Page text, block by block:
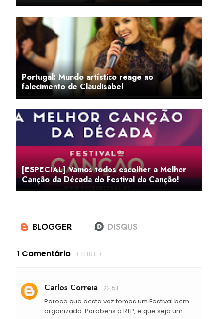
Portugal: Mundo artístico reage ao
falecimento de Claudisabel
[ESPECIAL] Vamos todos escolher a Melhor
Canção da Década do Festival da Canção!
1 Comentário ( HIDE )
Carlos Correia 22:51
Parece que desta vez temos um Festival bem
organizado. Parabens à RTP, e que seja um